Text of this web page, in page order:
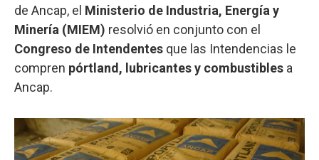
de Ancap, el Ministerio de Industria, Energía y
Minería (MIEM) resolvió en conjunto con el
Congreso de Intendentes que las Intendencias le
compren pórtland, lubricantes y combustibles a
Ancap.